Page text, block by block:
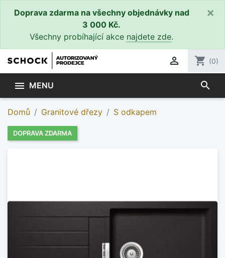
Doprava zdarma na všechny objednávky nad
3 000 Kč.
Všechny probíhající akce najdete zde.
×
 shopping_cart (0)
 MENU search
Domů Granitové dřezy S odkapem
DOPRAVA ZDARMA